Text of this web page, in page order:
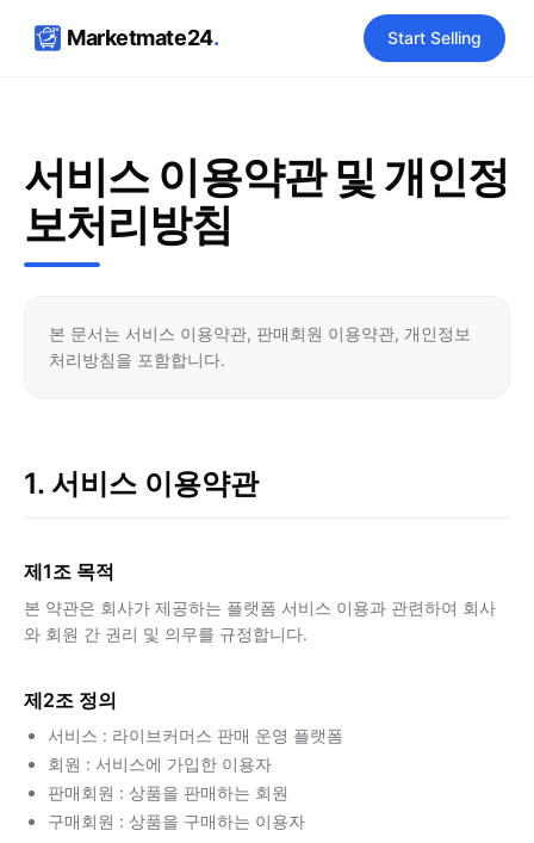
Marketmate24. Start Selling
서비스 이용약관 및 개인정
보처리방침
본 문서는 서비스 이용약관, 판매회원 이용약관, 개인정보
처리방침을 포함합니다.
1. 서비스 이용약관
제1조 목적
본 약관은 회사가 제공하는 플랫폼 서비스 이용과 관련하여 회사
와 회원 간 권리 및 의무를 규정합니다.
제2조 정의
서비스 : 라이브커머스 판매 운영 플랫폼
회원 : 서비스에 가입한 이용자
판매회원 : 상품을 판매하는 회원
구매회원 : 상품을 구매하는 이용자